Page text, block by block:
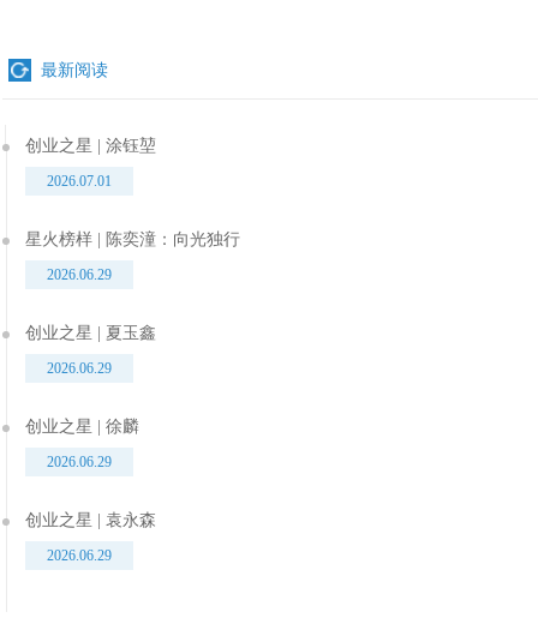
最新阅读
创业之星 | 涂钰堃
2026.07.01
星火榜样 | 陈奕潼：向光独行
2026.06.29
创业之星 | 夏玉鑫
2026.06.29
创业之星 | 徐麟
2026.06.29
创业之星 | 袁永森
2026.06.29